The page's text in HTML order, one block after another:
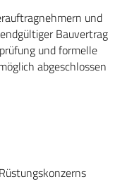
und
Bauvertrag
und formelle
abgeschlossen